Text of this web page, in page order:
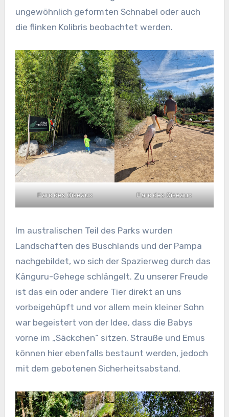
ungewöhnlich geformten Schnabel oder auch
die flinken Kolibris beobachtet werden.
Parc des Oiseaux Parc des Oiseaux
Im australischen Teil des Parks wurden
Landschaften des Buschlands und der Pampa
nachgebildet, wo sich der Spazierweg durch das
Känguru-Gehege schlängelt. Zu unserer Freude
ist das ein oder andere Tier direkt an uns
vorbeigehüpft und vor allem mein kleiner Sohn
war begeistert von der Idee, dass die Babys
vorne im „Säckchen“ sitzen. Strauße und Emus
können hier ebenfalls bestaunt werden, jedoch
mit dem gebotenen Sicherheitsabstand.